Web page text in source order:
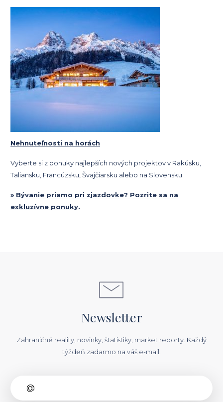
Nehnuteľnosti na horách
Vyberte si z ponuky najlepších nových projektov v Rakúsku,
Taliansku, Francúzsku, Švajčiarsku alebo na Slovensku.
» Bývanie priamo pri zjazdovke? Pozrite sa na
exkluzívne ponuky.
Newsletter
Zahraničné reality, novinky, štatistiky, market reporty. Každý
týždeň zadarmo na váš e-mail.